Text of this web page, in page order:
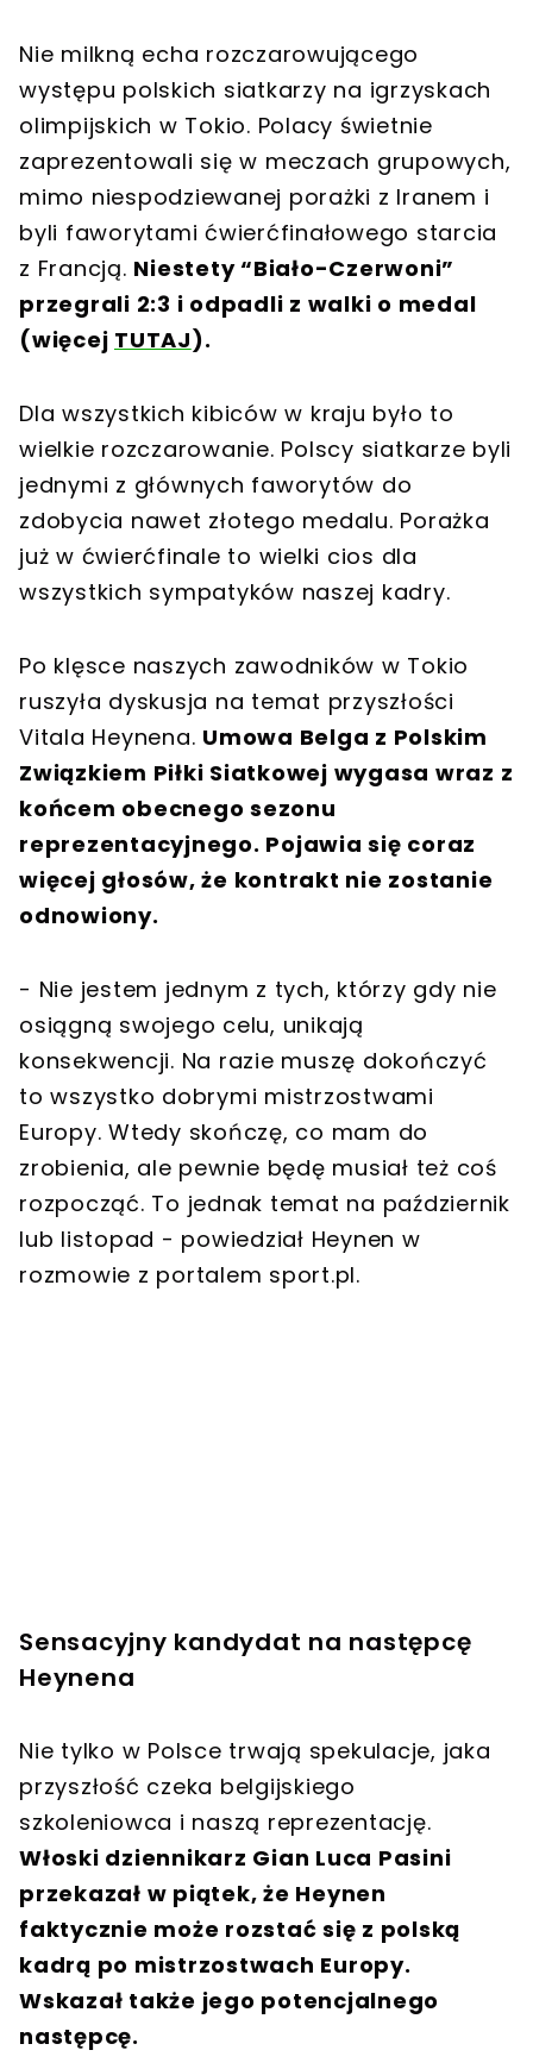
Nie milkną echa rozczarowującego
występu polskich siatkarzy na igrzyskach
olimpijskich w Tokio. Polacy świetnie
zaprezentowali się w meczach grupowych,
mimo niespodziewanej porażki z Iranem i
byli faworytami ćwierćfinałowego starcia
z Francją. Niestety “Biało-Czerwoni”
przegrali 2:3 i odpadli z walki o medal
(więcej TUTAJ).
Dla wszystkich kibiców w kraju było to
wielkie rozczarowanie. Polscy siatkarze byli
jednymi z głównych faworytów do
zdobycia nawet złotego medalu. Porażka
już w ćwierćfinale to wielki cios dla
wszystkich sympatyków naszej kadry.
Po klęsce naszych zawodników w Tokio
ruszyła dyskusja na temat przyszłości
Vitala Heynena. Umowa Belga z Polskim
Związkiem Piłki Siatkowej wygasa wraz z
końcem obecnego sezonu
reprezentacyjnego. Pojawia się coraz
więcej głosów, że kontrakt nie zostanie
odnowiony.
- Nie jestem jednym z tych, którzy gdy nie
osiągną swojego celu, unikają
konsekwencji. Na razie muszę dokończyć
to wszystko dobrymi mistrzostwami
Europy. Wtedy skończę, co mam do
zrobienia, ale pewnie będę musiał też coś
rozpocząć. To jednak temat na październik
lub listopad - powiedział Heynen w
rozmowie z portalem sport.pl.
Sensacyjny kandydat na następcę
Heynena
Nie tylko w Polsce trwają spekulacje, jaka
przyszłość czeka belgijskiego
szkoleniowca i naszą reprezentację.
Włoski dziennikarz Gian Luca Pasini
przekazał w piątek, że Heynen
faktycznie może rozstać się z polską
kadrą po mistrzostwach Europy.
Wskazał także jego potencjalnego
następcę.